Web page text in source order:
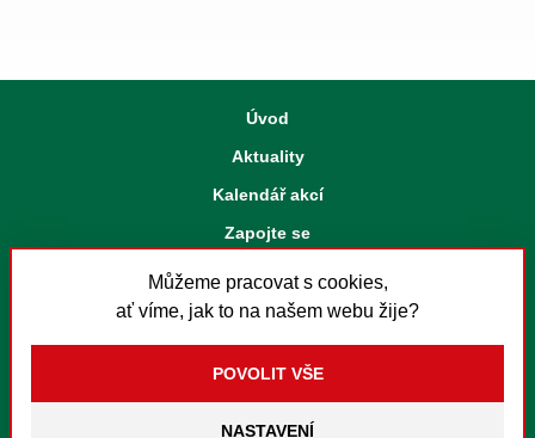
Můžeme pracovat s cookies,
ať víme, jak to na našem webu žije?
NASTAVENÍ
Úvod
Aktuality
Kalendář akcí
Zapojte se
Kontakt
Nastavení cookies